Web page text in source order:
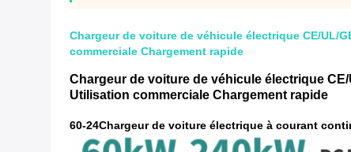
Chargeur de voiture de véhicule électrique CE/UL/
commerciale Chargement rapide
Chargeur de voiture de véhicule électrique
Utilisation commerciale Chargement rapide
60-24Chargeur de voiture électrique à courant